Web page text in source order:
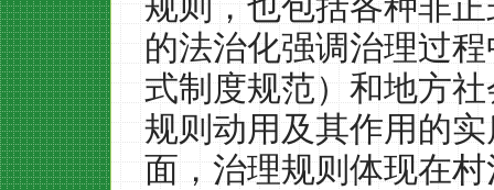
的法治化强调治理过
式制度规范）和地方
规则动用及其作用的
面，治理规则体现在